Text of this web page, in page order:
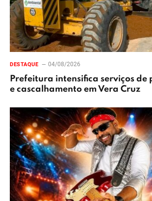
DESTAQUE 04/08/2026
Prefeitura intensifica serviços
e cascalhamento em Vera Cruz